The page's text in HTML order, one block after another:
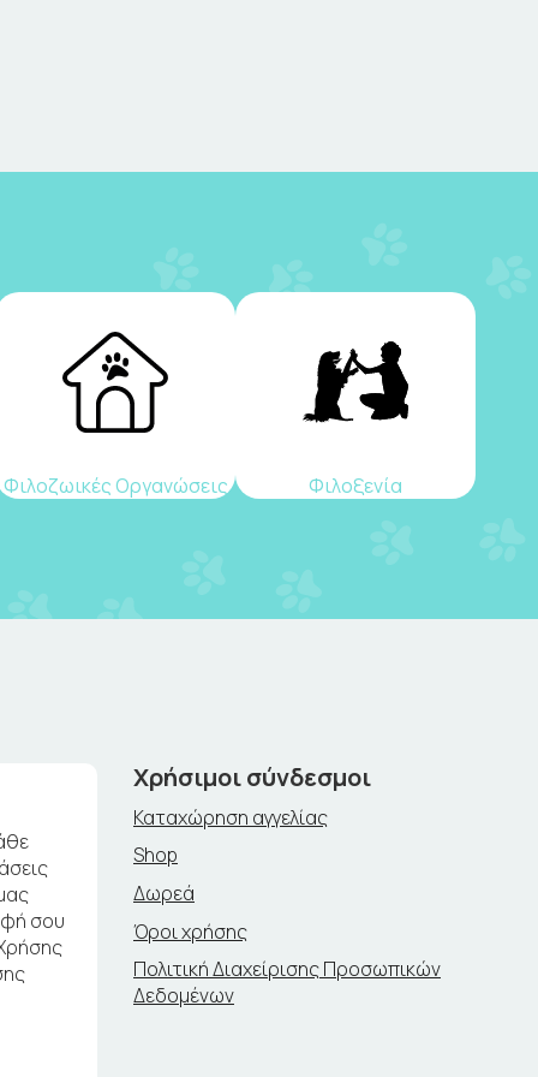
Φιλοζωικές Οργανώσεις Φιλοξενία
σου
Χρήσιμοι σύνδεσμοι
Καταχώρηση αγγελίας
Shop
Δωρεά
Όροι χρήσης
Πολιτική Διαχείρισης Προσωπικών
Δεδομένων